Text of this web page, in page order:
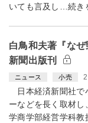
いても言及し…続き
白鳥和夫著『な
新聞出版刊
ニュース 小売
日本経済新聞社で
ーなどを長く取材
学商学部経営学科教